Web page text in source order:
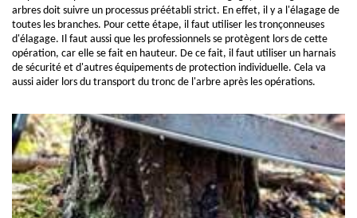
arbres doit suivre un processus préétabli strict. En effet, il y a l'élagage de
toutes les branches. Pour cette étape, il faut utiliser les tronçonneuses
d'élagage. Il faut aussi que les professionnels se protègent lors de cette
opération, car elle se fait en hauteur. De ce fait, il faut utiliser un harnais
de sécurité et d'autres équipements de protection individuelle. Cela va
aussi aider lors du transport du tronc de l'arbre après les opérations.